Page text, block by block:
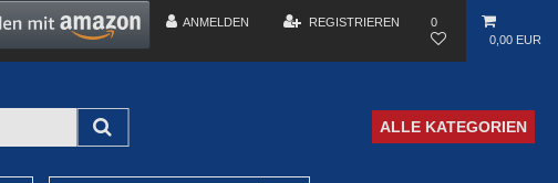
ANMELDEN REGISTRIEREN
0
0,00 EUR
ALLE KATEGORIEN